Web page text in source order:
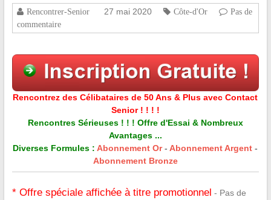
Rencontrer-Senior 27 mai 2020 Côte-d'Or
Pas de
commentaire
Rencontrez des Célibataires de 50 Ans & Plus avec Contact
Senior ! ! ! !
Rencontres Sérieuses ! ! ! Offre d'Essai & Nombreux
Avantages ...
Diverses Formules : Abonnement Or-Abonnement Argent -
Abonnement Bronze
* Offre spéciale affichée à titre promotionnel - Pas de